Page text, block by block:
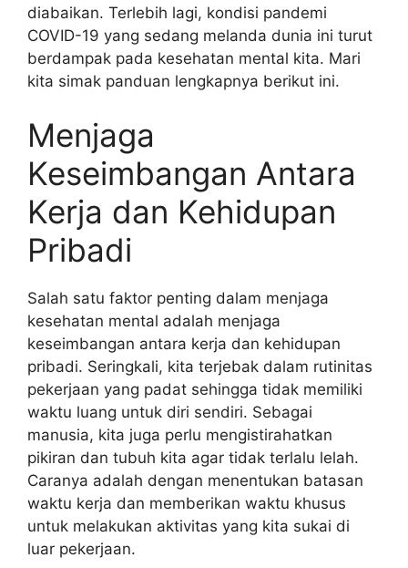
diabaikan. Terlebih lagi, kondisi pandemi
COVID-19 yang sedang melanda dunia ini turut
berdampak pada kesehatan mental kita. Mari
kita simak panduan lengkapnya berikut ini.
Menjaga
Keseimbangan Antara
Kerja dan Kehidupan
Pribadi
Salah satu faktor penting dalam menjaga
kesehatan mental adalah menjaga
keseimbangan antara kerja dan kehidupan
pribadi. Seringkali, kita terjebak dalam rutinitas
pekerjaan yang padat sehingga tidak memiliki
waktu luang untuk diri sendiri. Sebagai
manusia, kita juga perlu mengistirahatkan
pikiran dan tubuh kita agar tidak terlalu lelah.
Caranya adalah dengan menentukan batasan
waktu kerja dan memberikan waktu khusus
untuk melakukan aktivitas yang kita sukai di
luar pekerjaan.